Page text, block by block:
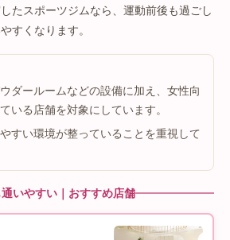
たスポーツジムなら、運動前後も過ごし
すくなります。
ダールームなどの設備に加え、女性向
いる店舗を対象にしています。
すい環境が整っていることを重視して
いやすい｜おすすめ店舗